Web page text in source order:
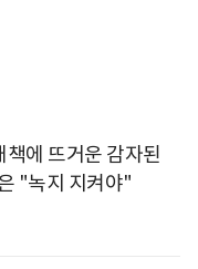
에 뜨거운 감자된
"녹지 지켜야"